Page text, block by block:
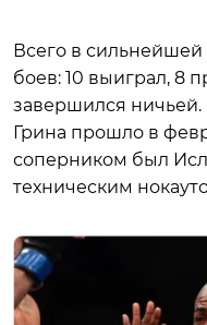
Всего в
боев: 10 выиграл, 8
завершился
Грина прошло в
соперником был
техническим